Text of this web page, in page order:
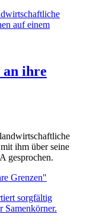
an ihre
ihm über seine
gesprochen.
Grenzen"